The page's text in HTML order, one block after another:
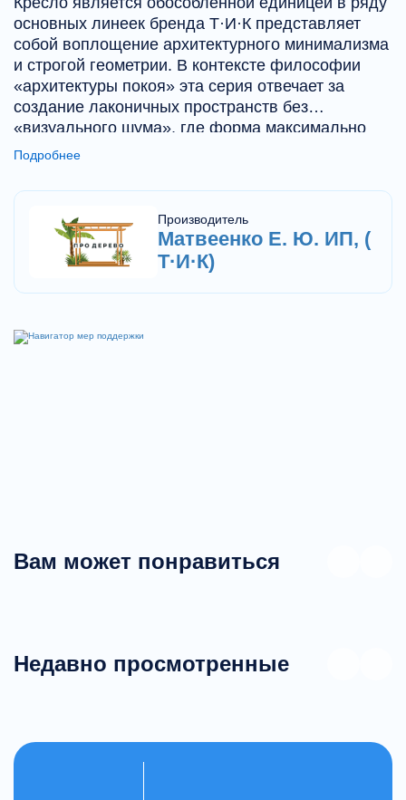
основных линеек бренда Т·И·К представляет
собой воплощение архитектурного минимализма
и строгой геометрии. В контексте философии
«архитектуры покоя» эта серия отвечает за
создание лаконичных пространств без
«визуального шума», где форма максимально
упорядочена.Ниже представлен подробный
Подробнее
Производитель
Матвеенко Е. Ю. ИП, (
Т·И·К)
Вам может понравиться
Недавно просмотренные